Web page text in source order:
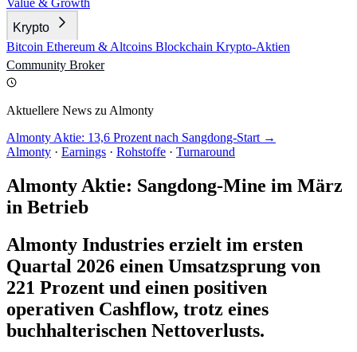
Value & Growth
Krypto
Bitcoin Ethereum & Altcoins Blockchain Krypto-Aktien
Community Broker
Aktuellere News zu Almonty
Almonty Aktie: 13,6 Prozent nach Sangdong-Start →
Almonty · Earnings · Rohstoffe · Turnaround
Almonty Aktie: Sangdong-Mine im März
in Betrieb
Almonty Industries erzielt im ersten
Quartal 2026 einen Umsatzsprung von
221 Prozent und einen positiven
operativen Cashflow, trotz eines
buchhalterischen Nettoverlusts.